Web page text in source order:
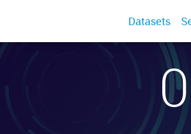
Datasets